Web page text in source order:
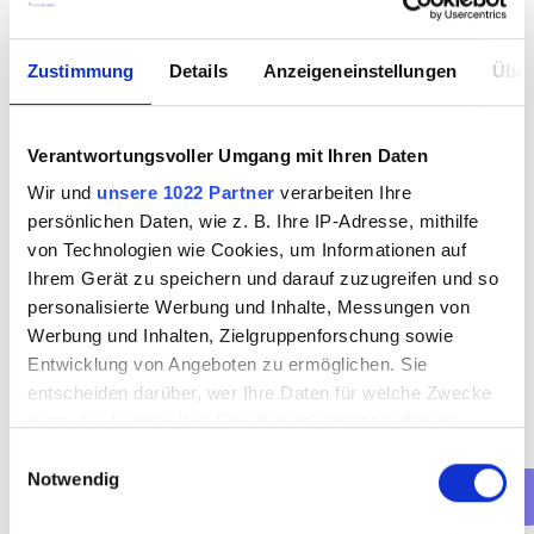
Zustimmung Details Anzeigeneinstellungen
Verantwortungsvoller Umgang mit Ihren Daten
Wir und unsere 1022 Partner verarbeiten Ihre
persönlichen Daten, wie z. B. Ihre IP-Adresse, mithilfe
von Technologien wie Cookies, um Informationen auf
Ihrem Gerät zu speichern und darauf zuzugreifen und so
personalisierte Werbung und Inhalte, Messungen von
Werbung und Inhalten, Zielgruppenforschung sowie
Entwicklung von Angeboten zu ermöglichen. Sie
entscheiden darüber, wer Ihre Daten für welche Zwecke
Trigger Symbol ändern oder widerrufen
Notwendig
Buche jetzt deinen Termin mit
uns
Welche Art von Termin möchtest
du buchen?
Vorstellungsgespräch (online)
Vorstellungsgespräch (persönlich)